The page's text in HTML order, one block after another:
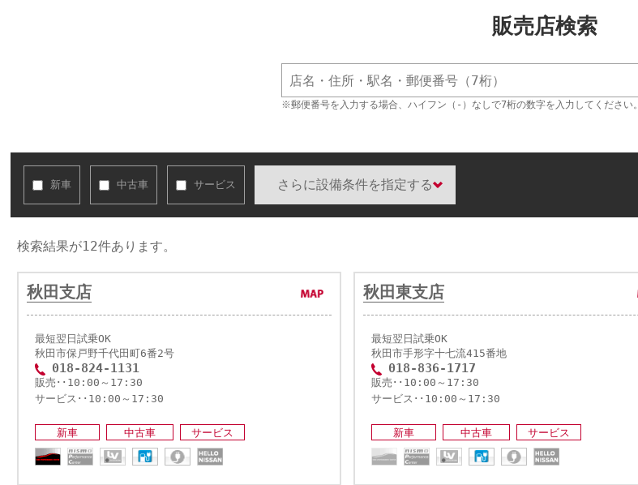
販売店検索
※郵便番号を入力する場合、ハイフン（‐）なしで7桁の数字を入力してください。
新車 中古車 サービス さらに設備条件を指定する
検索結果が12件あります。
秋田支店
最短翌日試乗OK
秋田市保戸野千代田町6番2号
018-824-1131
販売･･10:00～17:30
サービス･･10:00～17:30
新車 中古車 サービス
秋田東支店
最短翌日試乗OK
秋田市手形字十七流415番地
018-836-1717
販売･･10:00～17:30
サービス･･10:00～17:30
新車 中古車 サービス